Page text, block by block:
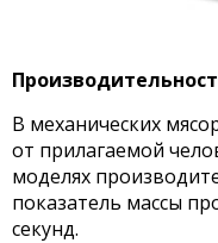
В механических
от прилагаемой
моделях
показатель массы
секунд.